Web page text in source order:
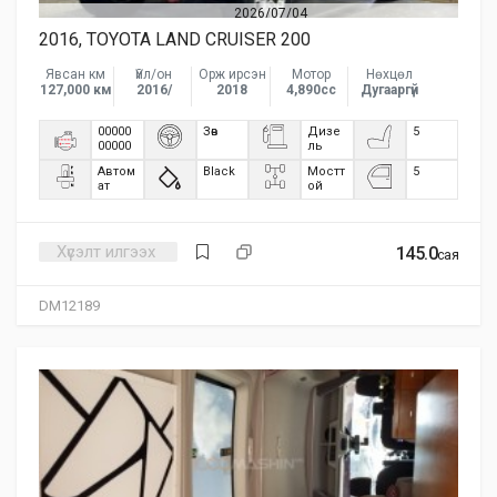
2026/07/04
DM12189
2016, TOYOTA LAND CRUISER 200
Явсан км
127,000 км
Үйл/он
2016/
Орж ирсэн
2018
Мотор
4,890сс
Нөхцөл
Дугааргүй
00000
00000
Зөв
Дизе
ль
5
Автом
ат
Black
Мостт
ой
5
145.0сая
Хүсэлт илгээх